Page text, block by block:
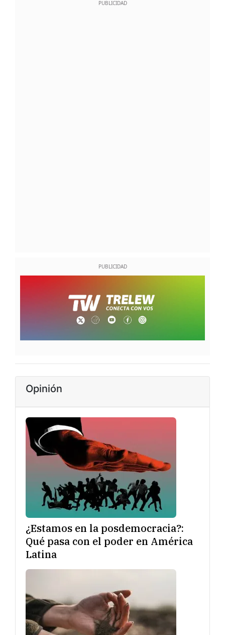
Opinión
¿Estamos en la posdemocracia?:
Qué pasa con el poder en América
Latina